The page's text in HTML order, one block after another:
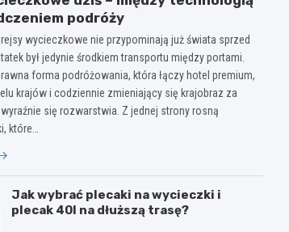
podróży
wycieczkowe nie przypominają już świata sprzed
był jedynie środkiem transportu między portami.
forma podróżowania, która łączy hotel premium,
krajów i codziennie zmieniający się krajobraz za
się rozwarstwia. Z jednej strony rosną
które…
Jak wybrać plecaki na wycieczki i
plecak 40l na dłuższą trasę?